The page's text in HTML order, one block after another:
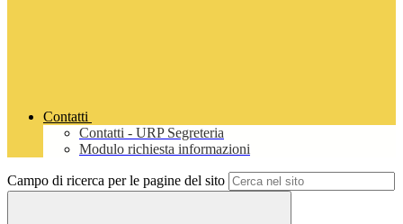
Contatti
Contatti - URP Segreteria
Modulo richiesta informazioni
Campo di ricerca per le pagine del sito